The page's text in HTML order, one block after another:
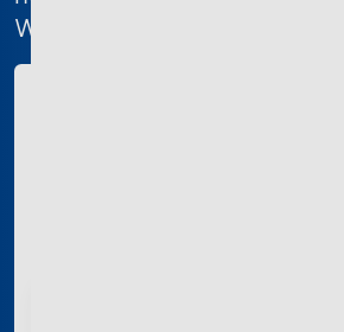
Widerrufsbelehrungen zu:
Persönlicher Support
technisch) zu unseren